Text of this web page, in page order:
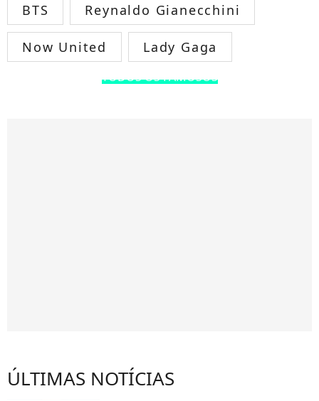
BTS Reynaldo Gianecchini
Now United Lady Gaga
TODOS OS FAMOSOS
ÚLTIMAS NOTÍCIAS